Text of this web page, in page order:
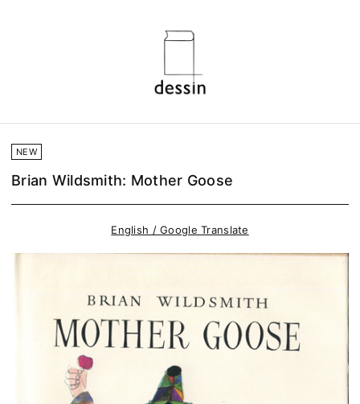
NEW
Brian Wildsmith: Mother Goose
English / Google Translate